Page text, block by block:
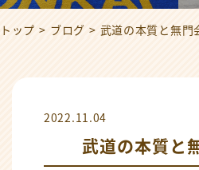
トップ ブログ 武道の本質と無門
2022.11.04
武道の本質と